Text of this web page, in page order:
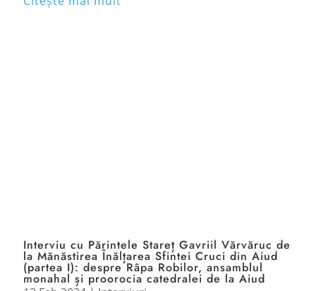
Interviu cu Părintele Stareț Gavriil Vărvăruc de
la Mănăstirea Înălțarea Sfintei Cruci din Aiud
(partea I): despre Râpa Robilor, ansamblul
monahal și proorocia catedralei de la Aiud